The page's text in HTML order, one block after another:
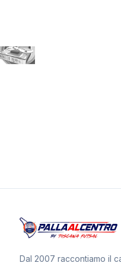
Dal 2007 raccontiamo il